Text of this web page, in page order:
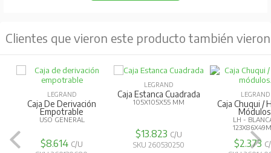
Clientes que vieron este producto también vieron
LEGRAND
Caja De Derivación
Empotrable
USO GENERAL
$8.614 C/U
LEGRAND
Caja Estanca Cuadrada
105X105X55 MM
$13.823 C/U
SKU 260530250
LEGRAND
Caja Chuqui /
LH -
$2.373